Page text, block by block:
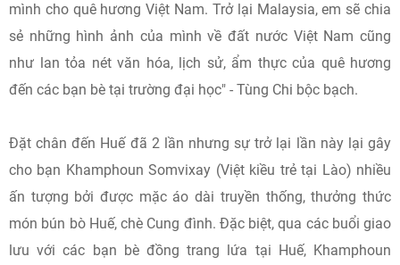
mình cho quê hương Việt Nam. Trở lại Malaysia, em sẽ chia
sẻ những hình ảnh của mình về đất nước Việt Nam cũng
như lan tỏa nét văn hóa, lịch sử, ẩm thực của quê hương
đến các bạn bè tại trường đại học" - Tùng Chi bộc bạch.
Đặt chân đến Huế đã 2 lần nhưng sự trở lại lần này lại gây
cho bạn Khamphoun Somvixay (Việt kiều trẻ tại Lào) nhiều
ấn tượng bởi được mặc áo dài truyền thống, thưởng thức
món bún bò Huế, chè Cung đình. Đặc biệt, qua các buổi giao
lưu với các bạn bè đồng trang lứa tại Huế, Khamphoun